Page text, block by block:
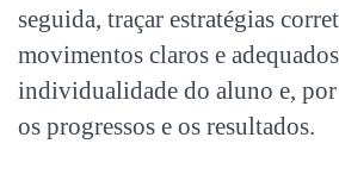
seguida, traçar estratégias
movimentos claros e
individualidade do aluno e,
os progressos e os resultados.